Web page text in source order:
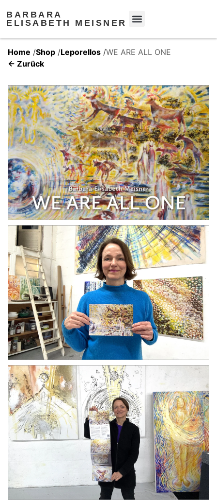
BARBARA
ELISABETH MEISNER
Home /Shop /Leporellos /WE ARE ALL ONE
← Zurück